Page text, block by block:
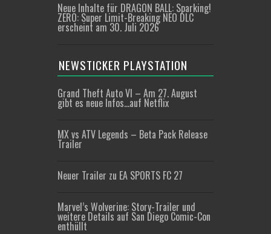
Neue Inhalte für DRAGON BALL: Sparking!
ZERO: Super Limit-Breaking NEO DLC
erscheint am 30. Juli 2026
NEWSTICKER PLAYSTATION
Grand Theft Auto VI – Am 27. August
gibt es neue Infos…auf Netflix
MX vs ATV Legends – Beta Pack Release
Trailer
Neuer Trailer zu EA SPORTS FC 27
Marvel’s Wolverine: Story-Trailer und
weitere Details auf San Diego Comic-Con
enthüllt